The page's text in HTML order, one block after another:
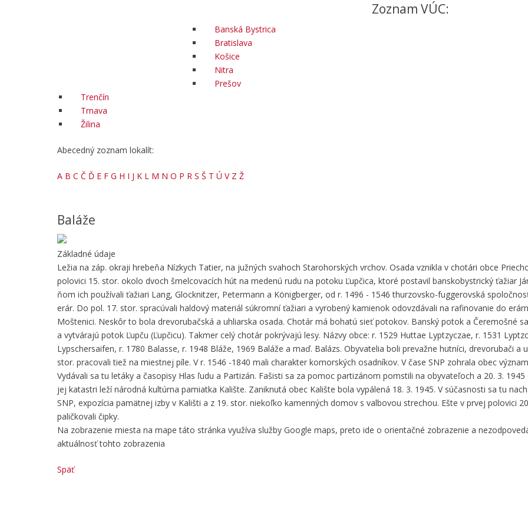
Zoznam VÚC:
Banská Bystrica
Bratislava
Košice
Nitra
Prešov
Trenčín
Trnava
Žilina
Abecedný zoznam lokalít:
A B C Č Ď E F G H I J K L M N O P R S Š T Ú V Z Ž
Baláže
Základné údaje
Ležia na záp. okraji hrebeňa Nízkych Tatier, na južných svahoch Starohorských vrchov. Osada vznikla v chotári obce
polovici 15. stor. okolo dvoch šmelcovacích hút na medenú rudu na potoku Ľupčica, ktoré postavil banskobystrický ťažiar
ňom ich používali ťažiari Lang, Glocknitzer, Petermann a Königberger, od r. 1496 - 1546 thurzovsko-fuggerovská
erár. Do pol. 17. stor. spracúvali haldový materiál súkromní ťažiari a vyrobený kamienok odovzdávali na rafinovanie do
Moštenici. Neskôr to bola drevorubačská a uhliarska osada. Chotár má bohatú sieť potokov. Banský potok a Čeremošné
a vytvárajú potok Ľupču (Ľupčicu). Takmer celý chotár pokrývajú lesy. Názvy obce: r. 1529 Huttae Lyptzyczae, r. 1531
Lypschersaifen, r. 1780 Balasse, r. 1948 Bláže, 1969 Baláže a maď. Balázs. Obyvatelia boli prevažne hutníci, drevorubači a
stor. pracovali tiež na miestnej píle. V r. 1546 -1840 mali charakter komorských osadníkov. V čase SNP zohrala obec
Vydávali sa tu letáky a časopisy Hlas ľudu a Partizán. Fašisti sa za pomoc partizánom pomstili na obyvateľoch a 20. 3. 1945
jej katastri leží národná kultúrna pamiatka Kalište. Zaniknutá obec Kalište bola vypálená 18. 3. 1945. V súčasnosti sa tu
SNP, expozícia pamätnej izby v Kališti a z 19. stor. niekoľko kamenných domov s valbovou strechou. Ešte v prvej polovici
paličkovali čipky.
Na zobrazenie miesta na mape táto stránka využíva služby Google maps, preto ide o orientačné zobrazenie a
aktuálnosť tohto zobrazenia
Späť